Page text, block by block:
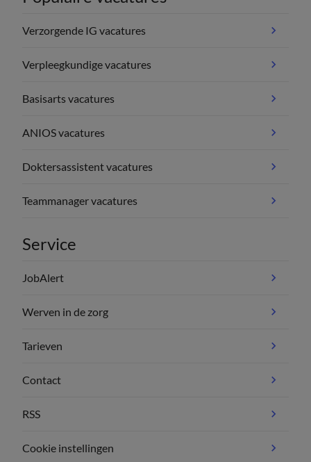
Verzorgende IG vacatures
Verpleegkundige vacatures
Basisarts vacatures
ANIOS vacatures
Doktersassistent vacatures
Teammanager vacatures
Service
JobAlert
Werven in de zorg
Tarieven
Contact
RSS
Cookie instellingen